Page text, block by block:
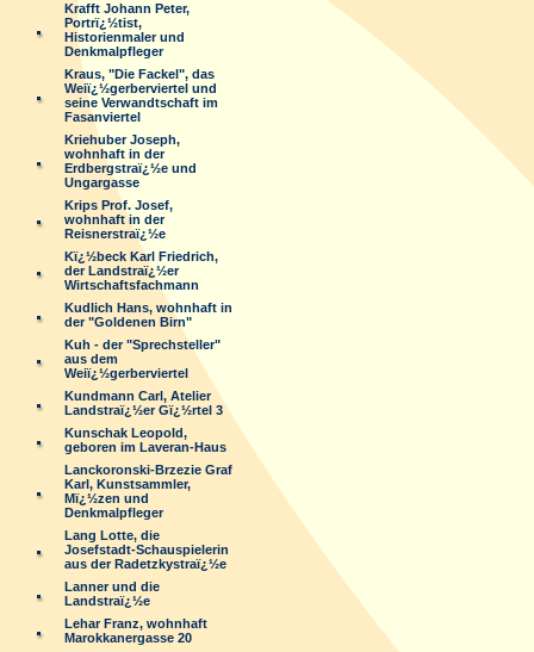
Krafft Johann Peter,
Portrï¿½tist,
Historienmaler und
Denkmalpfleger
Kraus, "Die Fackel", das
Weiï¿½gerberviertel und
seine Verwandtschaft im
Fasanviertel
Kriehuber Joseph,
wohnhaft in der
Erdbergstraï¿½e und
Ungargasse
Krips Prof. Josef,
wohnhaft in der
Reisnerstraï¿½e
Kï¿½beck Karl Friedrich,
der Landstraï¿½er
Wirtschaftsfachmann
Kudlich Hans, wohnhaft in
der "Goldenen Birn"
Kuh - der "Sprechsteller"
aus dem
Weiï¿½gerberviertel
Kundmann Carl, Atelier
Landstraï¿½er Gï¿½rtel 3
Kunschak Leopold,
geboren im Laveran-Haus
Lanckoronski-Brzezie Graf
Karl, Kunstsammler,
Mï¿½zen und
Denkmalpfleger
Lang Lotte, die
Josefstadt-Schauspielerin
aus der Radetzkystraï¿½e
Lanner und die
Landstraï¿½e
Lehar Franz, wohnhaft
Marokkanergasse 20